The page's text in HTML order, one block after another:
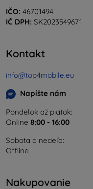
IČO: 46701494
IČ DPH: SK2023549671
Kontakt
info@top4mobile.eu
Napíšte nám
Pondelok až piatok:
Online 8:00 - 16:00
Sobota a nedeľa:
Offline
Nakupovanie